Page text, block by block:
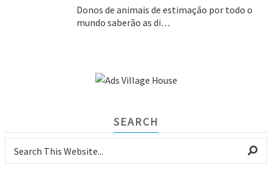
Donos de animais de estimação por todo o
mundo saberão as di…
SEARCH